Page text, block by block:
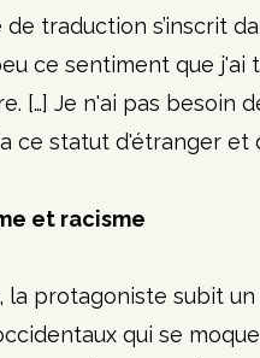
traduction s’inscrit
ce sentiment que j'ai
[…] Je n'ai pas besoin
ce statut d'étranger et
et racisme
la protagoniste subit
qui se